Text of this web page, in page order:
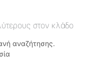
στον κλάδο
αναζήτησης.